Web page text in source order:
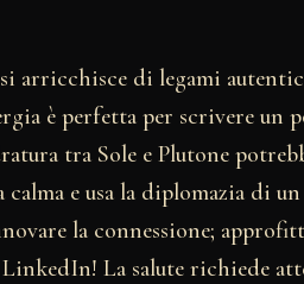
arricchisce di legami
è perfetta per scrivere un
tra Sole e Plutone
e usa la diplomazia di
la connessione;
La salute richiede